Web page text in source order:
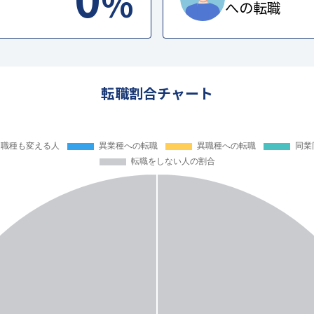
への転職
転職割合チャート